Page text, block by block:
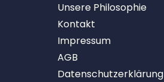
Unsere Philosophie
Kontakt
Impressum
AGB
Datenschutzerklärung